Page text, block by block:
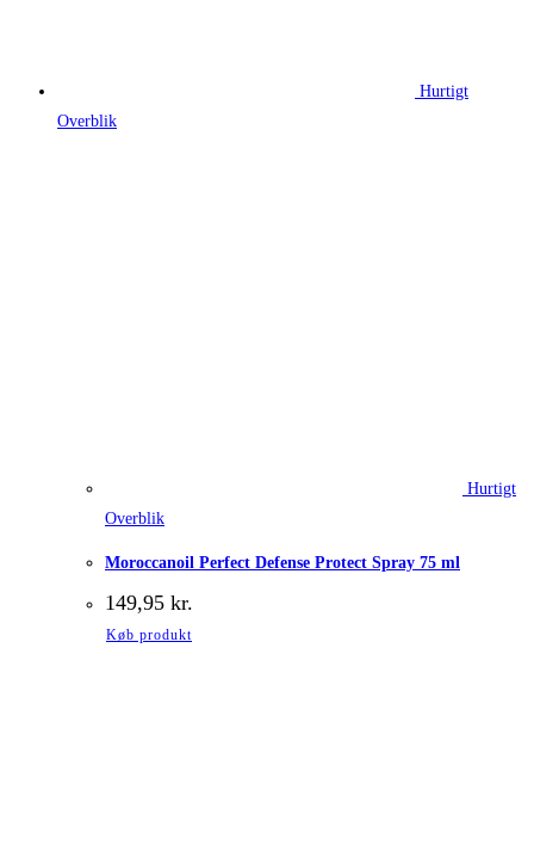
Hurtigt
Overblik
Hurtigt
Overblik
Moroccanoil Perfect Defense Protect Spray 75 ml
149,95 kr.
Køb produkt